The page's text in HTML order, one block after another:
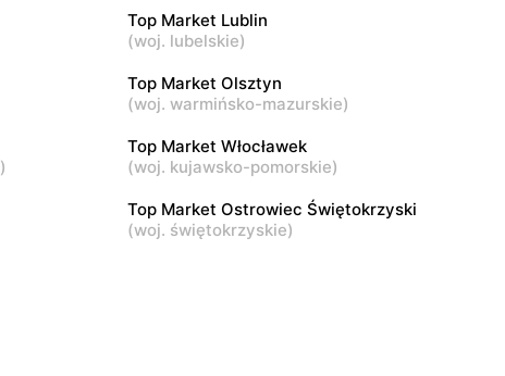
Warszawa, ul. Gotarda 16
Top Market
Top Market Lublin
(woj. lubelskie)
Top Market Olsztyn
(woj. warmińsko-mazurskie)
)
Top Market Włocławek
(woj. kujawsko-pomorskie)
Top Market Ostrowiec Świętokrzyski
(woj. świętokrzyskie)